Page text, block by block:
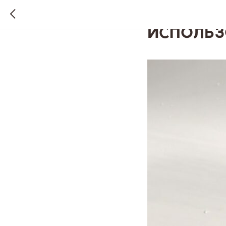
Маски